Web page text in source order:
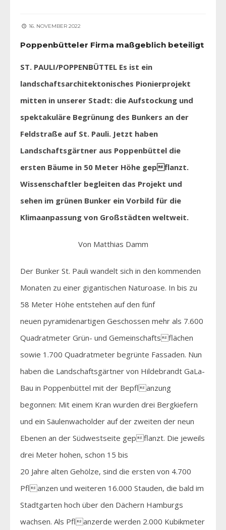
16. NOVEMBER 2022
Poppenbütteler Firma maßgeblich beteiligt
ST. PAULI/POPPENBÜTTEL Es ist ein
landschaftsarchitektonisches Pionierprojekt
mitten in unserer Stadt: die Aufstockung und
spektakuläre Begrünung des Bunkers an der
Feldstraße auf St. Pauli. Jetzt haben
Landschaftsgärtner aus Poppenbüttel die
ersten Bäume in 50 Meter Höhe gepflanzt.
Wissenschaftler begleiten das Projekt und
sehen im grünen Bunker ein Vorbild für die
Klimaanpassung von Großstädten weltweit.
Von Matthias Damm
Der Bunker St. Pauli wandelt sich in den kommenden
Monaten zu einer gigantischen Naturoase. In bis zu
58 Meter Höhe entstehen auf den fünf
neuen pyramidenartigen Geschossen mehr als 7.600
Quadratmeter Grün- und Gemeinschaftsflächen
sowie 1.700 Quadratmeter begrünte Fassaden. Nun
haben die Landschaftsgärtner von Hildebrandt GaLa-
Bau in Poppenbüttel mit der Bepflanzung
begonnen: Mit einem Kran wurden drei Bergkiefern
und ein Säulenwacholder auf der zweiten der neun
Ebenen an der Südwestseite gepflanzt. Die jeweils
drei Meter hohen, schon 15 bis
20 Jahre alten Gehölze, sind die ersten von 4.700
Pflanzen und weiteren 16.000 Stauden, die bald im
Stadtgarten hoch über den Dächern Hamburgs
wachsen. Als Pflanzerde werden 2.000 Kubikmeter